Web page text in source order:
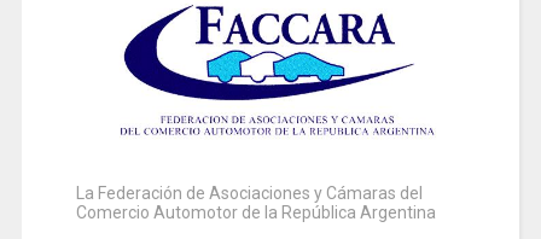
La Federación de Asociaciones y Cámaras del
Comercio Automotor de la República Argentina